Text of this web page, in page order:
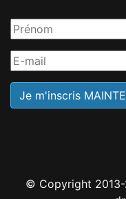
© Copyright